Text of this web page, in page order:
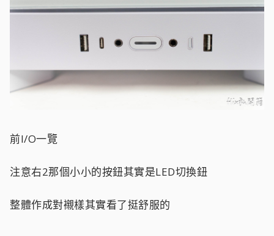
前I/O一覽
注意右2那個小小的按鈕其實是LED切換鈕
整體作成對襯樣其實看了挺舒服的